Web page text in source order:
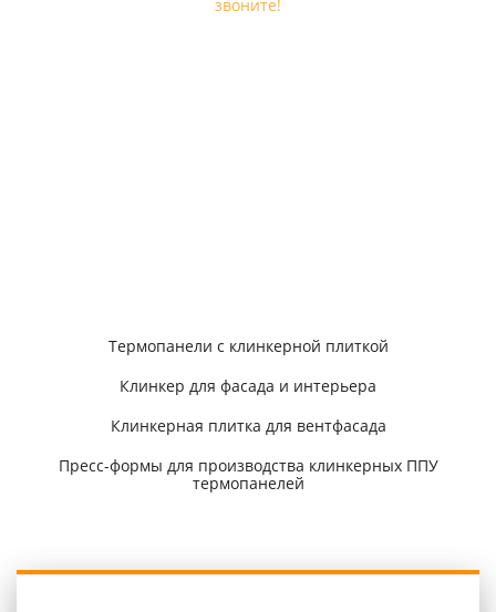
звоните!
Термопанели с клинкерной плиткой
Клинкер для фасада и интерьера
Клинкерная плитка для вентфасада
Пресс-формы для производства клинкерных ППУ
термопанелей